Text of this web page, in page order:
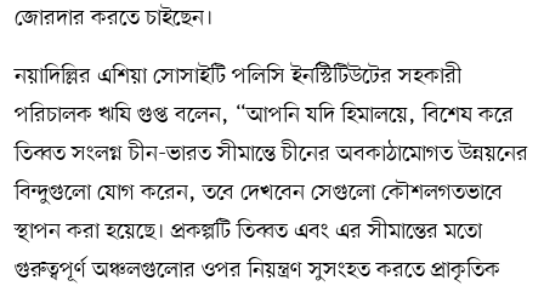
জোরদার করতে চাইছেন।
নয়াদিল্লির এশিয়া সোসাইটি পলিসি ইনস্টিটিউটের সহকারী
পরিচালক ঋষি গুপ্ত বলেন, “আপনি যদি হিমালয়ে, বিশেষ করে
তিব্বত সংলগ্ন চীন-ভারত সীমান্তে চীনের অবকাঠামোগত উন্নয়নের
বিন্দুগুলো যোগ করেন, তবে দেখবেন সেগুলো কৌশলগতভাবে
স্থাপন করা হয়েছে। প্রকল্পটি তিব্বত এবং এর সীমান্তের মতো
গুরুত্বপূর্ণ অঞ্চলগুলোর ওপর নিয়ন্ত্রণ সুসংহত করতে প্রাকৃতিক